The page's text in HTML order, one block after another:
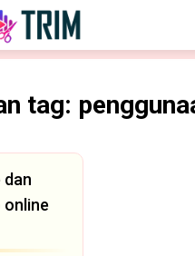
tag:
dan
online